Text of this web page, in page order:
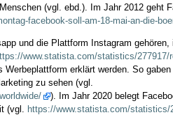
(vgl. ebd.). Im Jahr 2012 geht
facebook-soll-am-18-mai-an-die-
und die Plattform Instagram gehören,
www.statista.com/statistics/277917/
erklärt werden. So
zu sehen (vgl.
). Im Jahr 2020 belegt
(vgl. https://www.statista.com/statistics/